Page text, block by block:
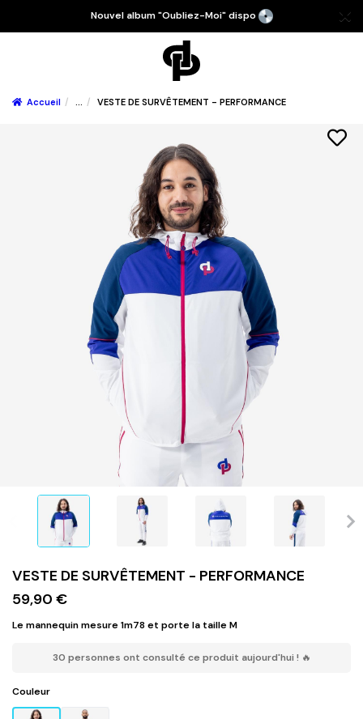
Nouvel album "Oubliez-Moi" dispo
Accueil ... VESTE DE SURVÊTEMENT - PERFORMANCE
VESTE DE SURVÊTEMENT - PERFORMANCE
59,90 €
Le mannequin mesure 1m78 et porte la taille M
30 personnes ont consulté ce produit aujourd'hui ! 🔥
Couleur